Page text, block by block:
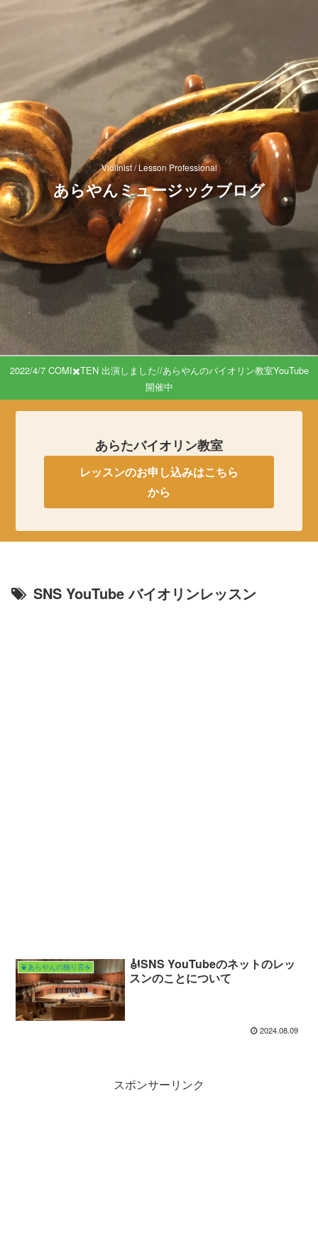
Violinist / Lesson Professional
あらやんミュージックブログ
2022/4/7 COMI✖️TEN 出演しました//あらやんのバイオリン教室YouTube
開催中
あらたバイオリン教室
レッスンのお申し込みはこちら
から
SNS YouTube バイオリンレッスン
🍵あらやんの独り言☕️
🎻SNS YouTubeのネットのレッ
スンのことについて
2024.08.09
スポンサーリンク